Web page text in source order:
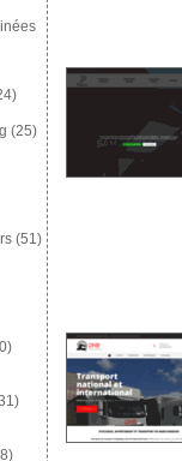
(25)
(51)